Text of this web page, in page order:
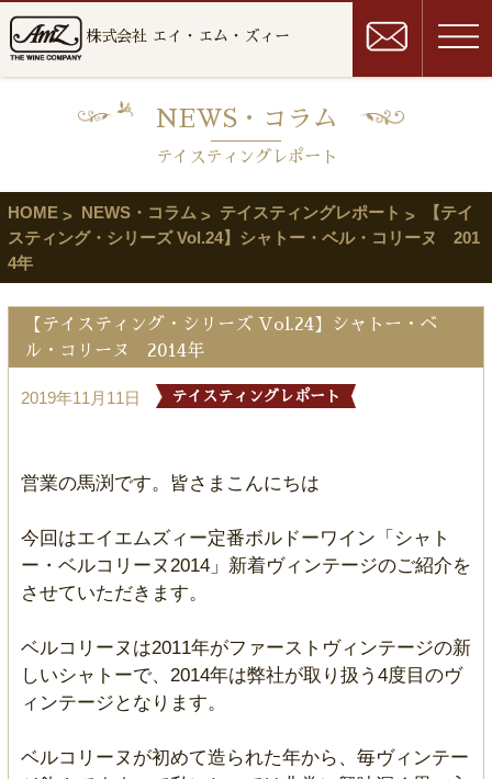
株式会社 エイ・エム・ズィー
NEWS・コラム
テイスティングレポート
HOME NEWS・コラム テイスティングレポート
【テイ
スティング・シリーズ Vol.24】シャトー・ベル・コリーヌ 201
4年
【テイスティング・シリーズ Vol.24】シャトー・ベ
ル・コリーヌ 2014年
2019年11月11日 テイスティングレポート
営業の馬渕です。皆さまこんにちは
今回はエイエムズィー定番ボルドーワイン「シャト
ー・ベルコリーヌ2014」新着ヴィンテージのご紹介を
させていただきます。
ベルコリーヌは2011年がファーストヴィンテージの新
しいシャトーで、2014年は弊社が取り扱う4度目のヴ
ィンテージとなります。
ベルコリーヌが初めて造られた年から、毎ヴィンテー